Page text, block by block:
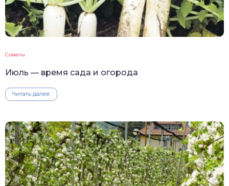
Советы
Июль — время сада и огорода
Читать далее